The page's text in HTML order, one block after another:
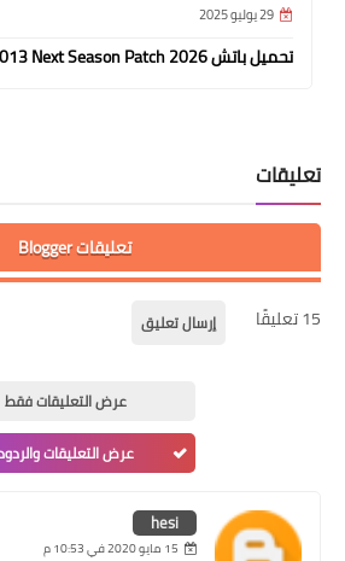
29 يوليو 2025
تحميل باتش Pes 2013 Next Season Patch 2026 من ميديا فاير
تعليقات
تعليقات Blogger
15 تعليقًا إرسال تعليق
عرض التعليقات فقط
عرض التعليقات
hesi
15 مايو 2020 في 10:53 م